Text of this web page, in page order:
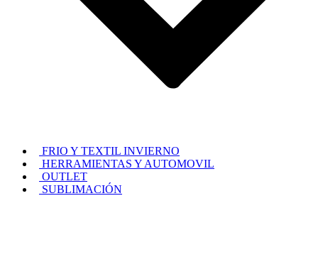
FRIO Y TEXTIL INVIERNO
HERRAMIENTAS Y AUTOMOVIL
OUTLET
SUBLIMACIÓN